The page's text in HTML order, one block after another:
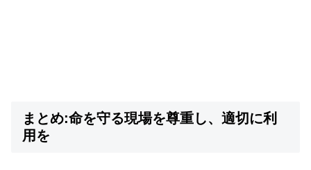
まとめ:命を守る現場を尊重し、適切に利
用を